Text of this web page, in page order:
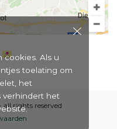
rights reserved
cookies. Als u
toelating om
het
verhindert het